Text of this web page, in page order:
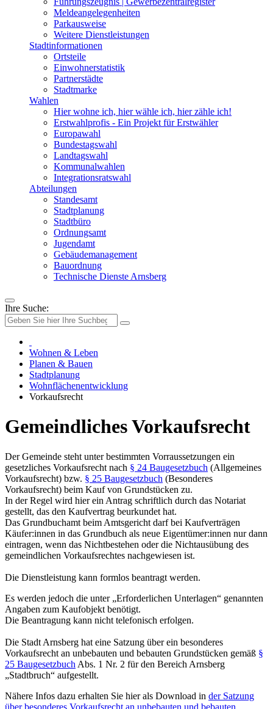
Meldeangelegenheiten
Parkausweise
Weitere Dienstleistungen
Stadtinformationen
Ortsteile
Einwohnerstatistik
Partnerstädte
Stadtmarke
Wahlen
Hier wohne ich, hier wähle ich, hier zähle ich!
Erstwahlprofis - Ein Projekt für Erstwähler
Europawahl
Bundestagswahl
Landtagswahl
Kommunalwahlen
Integrationsratswahl
Abteilungen
Standesamt
Stadtplanung
Stadtbüro
Ordnungsamt
Jugendamt
Gebäudemanagement
Bauordnung
Technische Dienste Arnsberg
Ihre Suche:
Wohnen & Leben
Planen & Bauen
Stadtplanung
Wohnflächenentwicklung
Vorkaufsrecht
Gemeindliches Vorkaufsrecht
Der Gemeinde steht unter bestimmten Vorraussetzungen ein
gesetzliches Vorkaufsrecht nach § 24 Baugesetzbuch (Allgemeines
Vorkaufsrecht) bzw. § 25 Baugesetzbuch (Besonderes
Vorkaufsrecht) beim Kauf von Grundstücken zu.
In der Regel wird hier ein Antrag schriftlich durch das Notariat
gestellt, das den Kaufvertrag beurkundet hat.
Das Grundbuchamt beim Amtsgericht darf bei Kaufverträgen
Käufer:innen in das Grundbuch als neue Eigentümer:innen nur dann
eintragen, wenn das Nichtbestehen oder die Nichtausübung des
gemeindlichen Vorkaufsrechtes nachgewiesen ist.
Die Dienstleistung kann formlos beantragt werden.
Es werden jedoch die unter „Erforderlichen Unterlagen“ genannten
Angaben zum Kaufobjekt benötigt.
Die Beantragung kann nicht telefonisch erfolgen.
Die Stadt Arnsberg hat eine Satzung über ein besonderes
Vorkaufsrecht an unbebauten und bebauten Grundstücken gemäß §
25 Baugesetzbuch Abs. 1 Nr. 2 für den Bereich Arnsberg
„Stadtbruch“ aufgestellt.
Nähere Infos dazu erhalten Sie hier als Download in der Satzung
über besonderes Vorkaufsrecht an unbebauten und bebauten